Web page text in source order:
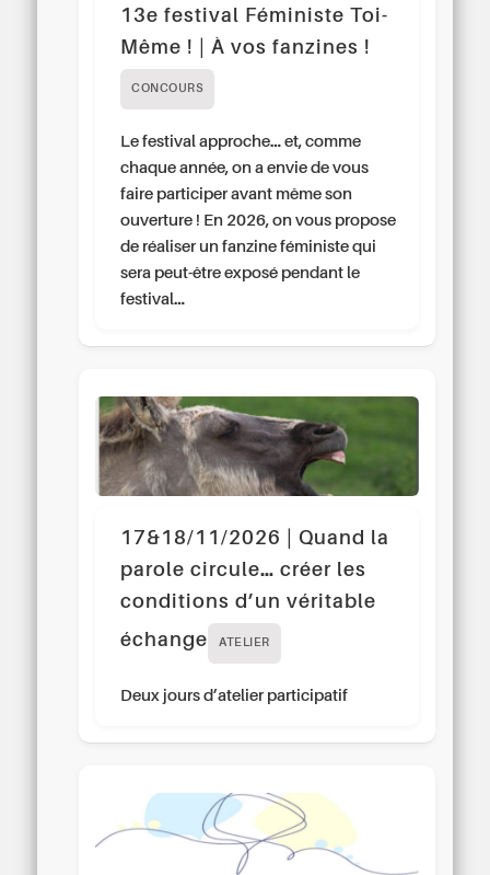
13e festival Féministe Toi-
Même ! | À vos fanzines !
CONCOURS
Le festival approche… et, comme
chaque année, on a envie de vous
faire participer avant même son
ouverture ! En 2026, on vous propose
de réaliser un fanzine féministe qui
sera peut-être exposé pendant le
festival…
17&18/11/2026 | Quand la
parole circule… créer les
conditions d’un véritable
échange
ATELIER
Deux jours d’atelier participatif